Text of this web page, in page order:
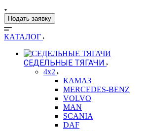
Подать заявку
КАТАЛОГ
СЕДЕЛЬНЫЕ ТЯГАЧИ
4x2
КАМАЗ
MERCEDES-BENZ
VOLVO
MAN
SCANIA
DAF